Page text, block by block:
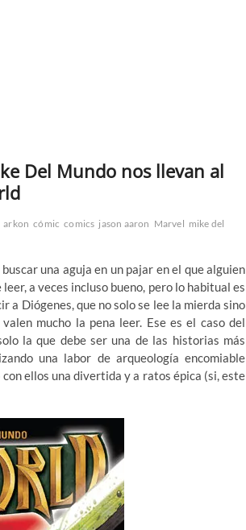
Del Mundo nos llevan al
arkon cómic comics jason aaron Marvel mike del
una aguja en un pajar en el que alguien
a veces incluso bueno, pero lo habitual es
a Diógenes, que no solo se lee la mierda sino
mucho la pena leer. Ese es el caso del
la que debe ser una de las historias más
una labor de arqueología encomiable
ellos una divertida y a ratos épica (si, este